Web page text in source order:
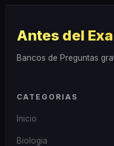
Antes del
Bancos de Preguntas
CATEGORIAS
Inicio
Biologia